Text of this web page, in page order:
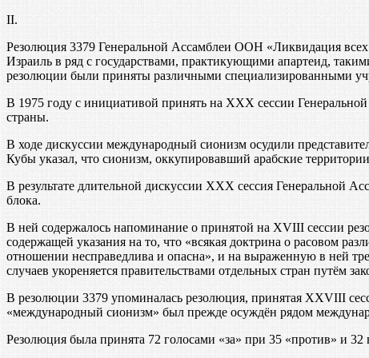
II.
Резолюция 3379 Генеральной Ассамблеи ООН «Ликвидация
Израиль в ряд с государствами, практикующими апартеид,
резолюции были приняты различными специализированными
В 1975 году с инициативой принять на XXX сессии
страны.
В ходе дискуссии международный сионизм осудили
Кубы указал, что сионизм, оккупировавший арабские
В результате длительной дискуссии XXX сессия Генеральной
блока.
В ней содержалось напоминание о принятой на XVIII сессии
содержащей указания на то, что «всякая доктрина о расовом
отношении несправедлива и опасна», и на выраженную в ней
случаев укореняется правительствами отдельных стран путём
В резолюции 3379 упоминалась резолюция, принятая XXVIII
«международный сионизм» был прежде осуждён рядом
Резолюция была принята 72 голосами «за» при 35 «против» и 32